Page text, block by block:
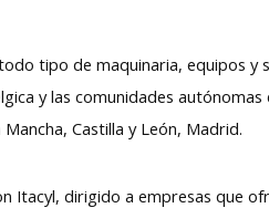
tipo de maquinaria, equipos y
y las comunidades autónomas
Castilla y León, Madrid.
Itacyl, dirigido a empresas que